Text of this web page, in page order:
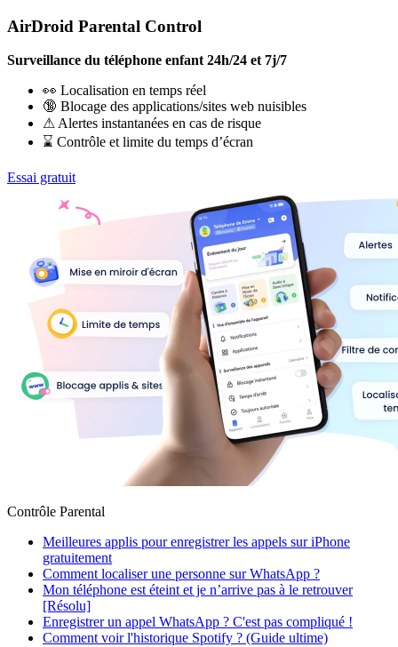
AirDroid Parental Control
Surveillance du téléphone enfant 24h/24 et 7j/7
👀 Localisation en temps réel
🔞 Blocage des applications/sites web nuisibles
⚠ Alertes instantanées en cas de risque
⌛ Contrôle et limite du temps d’écran
Essai gratuit
Contrôle Parental
Meilleures applis pour enregistrer les appels sur iPhone
gratuitement
Comment localiser une personne sur WhatsApp ?
Mon téléphone est éteint et je n’arrive pas à le retrouver
[Résolu]
Enregistrer un appel WhatsApp ? C'est pas compliqué !
Comment voir l'historique Spotify ? (Guide ultime)